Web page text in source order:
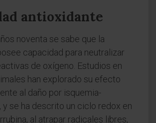
antioxidante
noventa se sabe que la
capacidad para neutralizar
de oxígeno. Estudios en
han explorado su efecto
al daño por isquemia-
y se ha descrito un ciclo redox en
al atrapar radicales libres,